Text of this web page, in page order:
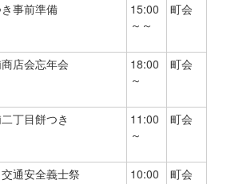
事前準備
15:00
～～
町会
店会忘年会
18:00
～
町会
丁目餅つき
11:00
～
町会
通安全義士祭
10:00
町会